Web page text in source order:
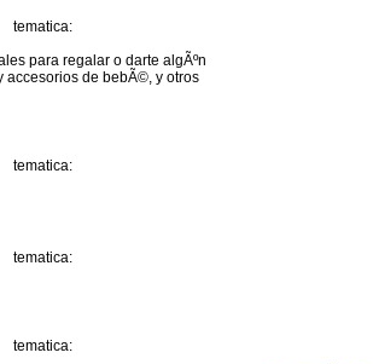
tematica:
para regalar o darte algÃºn
accesorios de bebÃ©, y otros
tematica:
tematica:
tematica: